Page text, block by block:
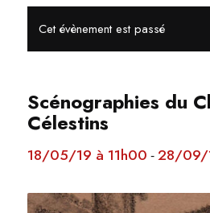
Cet évènement est passé
Scénographies du
Célestins
18/05/19 à 11h00 -28/09/